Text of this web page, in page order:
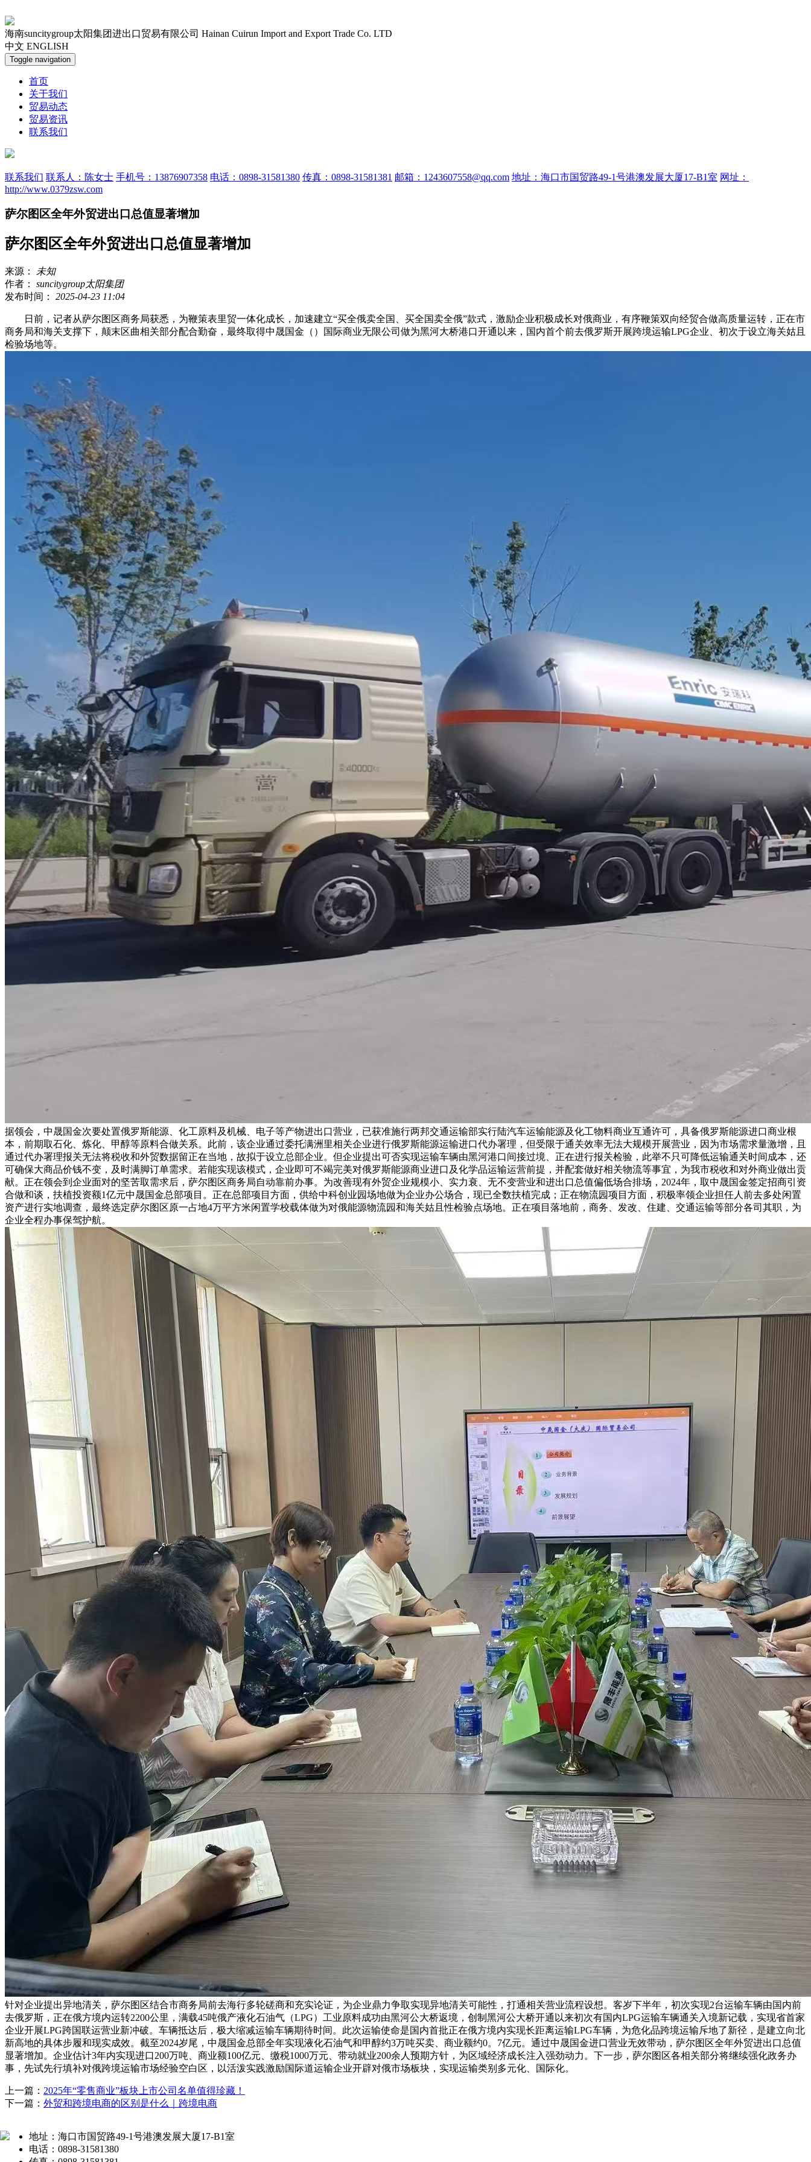
海南suncitygroup太阳集团进出口贸易有限公司 Hainan Cuirun Import and Export Trade Co. LTD
中文 ENGLISH
Toggle navigation
首页
关于我们
贸易动态
贸易资讯
联系我们
联系我们 联系人：陈女士 手机号：13876907358 电话：0898-31581380 传真：0898-31581381 邮箱：1243607558@qq.com 地址：海口市国贸路49-1号港澳发展大厦17-B1室 网址：
http://www.0379zsw.com
萨尔图区全年外贸进出口总值显著增加
萨尔图区全年外贸进出口总值显著增加
来源：
未知
作者： suncitygroup太阳集团
发布时间： 2025-04-23 11:04
日前，记者从萨尔图区商务局获悉，为鞭策表里贸一体化成长，加速建立“买全俄卖全国、买全国卖全俄”款式，激励企业积极成长对俄商业，有序鞭策双向经贸合做高质量运转，正在市
商务局和海关支撑下，颠末区曲相关部分配合勤奋，最终取得中晟国金（）国际商业无限公司做为黑河大桥港口开通以来，国内首个前去俄罗斯开展跨境运输LPG企业、初次于设立海关姑且
检验场地等。
据领会，中晟国金次要处置俄罗斯能源、化工原料及机械、电子等产物进出口营业，已获准施行两邦交通运输部实行陆汽车运输能源及化工物料商业互通许可，具备俄罗斯能源进口商业根
本，前期取石化、炼化、甲醇等原料合做关系。此前，该企业通过委托满洲里相关企业进行俄罗斯能源运输进口代办署理，但受限于通关效率无法大规模开展营业，因为市场需求量激增，且
通过代办署理报关无法将税收和外贸数据留正在当地，故拟于设立总部企业。但企业提出可否实现运输车辆由黑河港口间接过境、正在进行报关检验，此举不只可降低运输通关时间成本，还
可确保大商品价钱不变，及时满脚订单需求。若能实现该模式，企业即可不竭完美对俄罗斯能源商业进口及化学品运输运营前提，并配套做好相关物流等事宜，为我市税收和对外商业做出贡
献。正在领会到企业面对的坚苦取需求后，萨尔图区商务局自动靠前办事。为改善现有外贸企业规模小、实力衰、无不变营业和进出口总值偏低场合排场，2024年，取中晟国金签定招商引资
合做和谈，扶植投资额1亿元中晟国金总部项目。正在总部项目方面，供给中科创业园场地做为企业办公场合，现已全数扶植完成；正在物流园项目方面，积极率领企业担任人前去多处闲置
资产进行实地调查，最终选定萨尔图区原一占地4万平方米闲置学校载体做为对俄能源物流园和海关姑且性检验点场地。正在项目落地前，商务、发改、住建、交通运输等部分各司其职，为
企业全程办事保驾护航。
针对企业提出异地清关，萨尔图区结合市商务局前去海行多轮磋商和充实论证，为企业鼎力争取实现异地清关可能性，打通相关营业流程设想。客岁下半年，初次实现2台运输车辆由国内前
去俄罗斯，正在俄方境内运转2200公里，满载45吨俄产液化石油气（LPG）工业原料成功由黑河公大桥返境，创制黑河公大桥开通以来初次有国内LPG运输车辆通关入境新记载，实现省首家
企业开展LPG跨国联运营业新冲破。车辆抵达后，极大缩减运输车辆期待时间。此次运输使命是国内首批正在俄方境内实现长距离运输LPG车辆，为危化品跨境运输斥地了新径，是建立向北
新高地的具体步履和现实成效。截至2024岁尾，中晟国金总部全年实现液化石油气和甲醇约3万吨买卖、商业额约0。7亿元。通过中晟国金进口营业无效带动，萨尔图区全年外贸进出口总值
显著增加。企业估计3年内实现进口200万吨、商业额100亿元、缴税1000万元、带动就业200余人预期方针，为区域经济成长注入强劲动力。下一步，萨尔图区各相关部分将继续强化政务办
事，先试先行填补对俄跨境运输市场经验空白区，以活泼实践激励国际道运输企业开辟对俄市场板块，实现运输类别多元化、国际化。
上一篇： 2025年“零售商业”板块上市公司名单值得珍藏！
下一篇： 外贸和跨境电商的区别是什么｜跨境电商
地址：海口市国贸路49-1号港澳发展大厦17-B1室
电话：0898-31581380